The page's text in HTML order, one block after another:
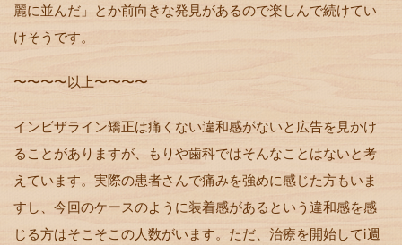
麗に並んだ」とか前向きな発見があるので楽しんで続けてい
けそうです。
〜〜〜〜以上〜〜〜〜
インビザライン矯正は痛くない違和感がないと広告を見かけ
ることがありますが、もりや歯科ではそんなことはないと考
えています。実際の患者さんで痛みを強めに感じた方もいま
すし、今回のケースのように装着感があるという違和感を感
じる方はそこそこの人数がいます。ただ、治療を開始してⅰ週